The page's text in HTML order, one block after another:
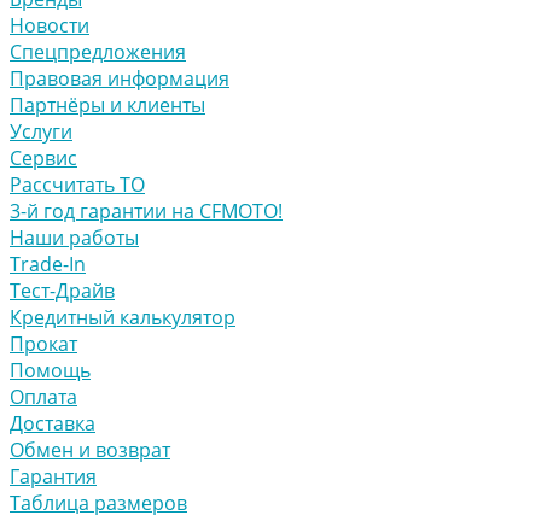
Новости
Спецпредложения
Правовая информация
Партнёры и клиенты
Услуги
Сервис
Рассчитать ТО
3-й год гарантии на CFMOTO!
Наши работы
Trade-In
Тест-Драйв
Кредитный калькулятор
Прокат
Помощь
Оплата
Доставка
Обмен и возврат
Гарантия
Таблица размеров